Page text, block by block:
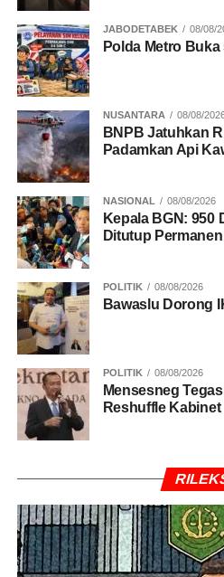
JABODETABEK 08/08/
Polda Metro
NUSANTARA 08/08/
BNPB Jatuhkan
Padamkan Api
NASIONAL 08/08/2026
Kepala BGN: 950
Ditutup Permanen
POLITIK 08/08/2026
Bawaslu Dorong
POLITIK 08/08/2026
Mensesneg
Reshuffle Kabinet